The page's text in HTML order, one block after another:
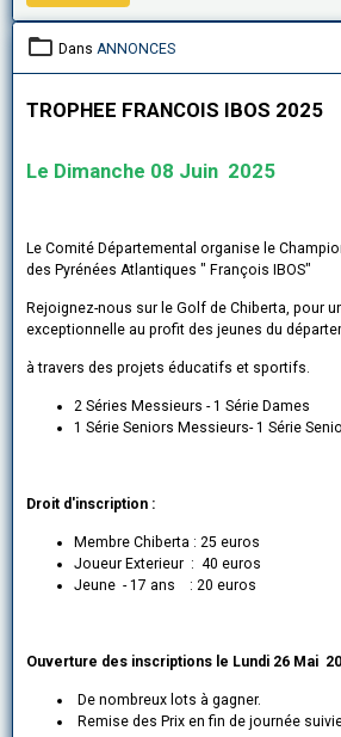
Dans ANNONCES
TROPHEE FRANCOIS IBOS 2025
Le Dimanche 08 Juin 2025
Le Comité Départemental organise le
des Pyrénées Atlantiques " François IBOS"
Rejoignez-nous sur le Golf de Chiberta, pour
exceptionnelle au profit des jeunes du
à travers des projets éducatifs et sportifs.
2 Séries Messieurs - 1 Série Dames
1 Série Seniors Messieurs- 1 Série
Droit d'inscription :
Membre Chiberta : 25 euros
Joueur Exterieur : 40 euros
Jeune - 17 ans : 20 euros
Ouverture des inscriptions le Lundi 26 Mai
De nombreux lots à gagner.
Remise des Prix en fin de journée